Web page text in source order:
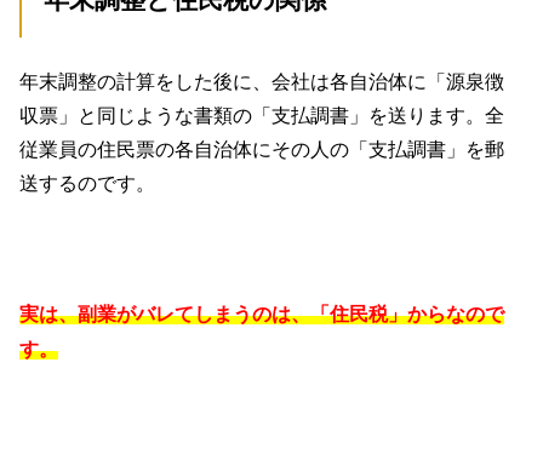
年末調整の計算をした後に、会社は各自治体に「源泉徴
収票」と同じような書類の「支払調書」を送ります。全
従業員の住民票の各自治体にその人の「支払調書」を郵
送するのです。
実は、副業がバレてしまうのは、「住民税」からなので
す。